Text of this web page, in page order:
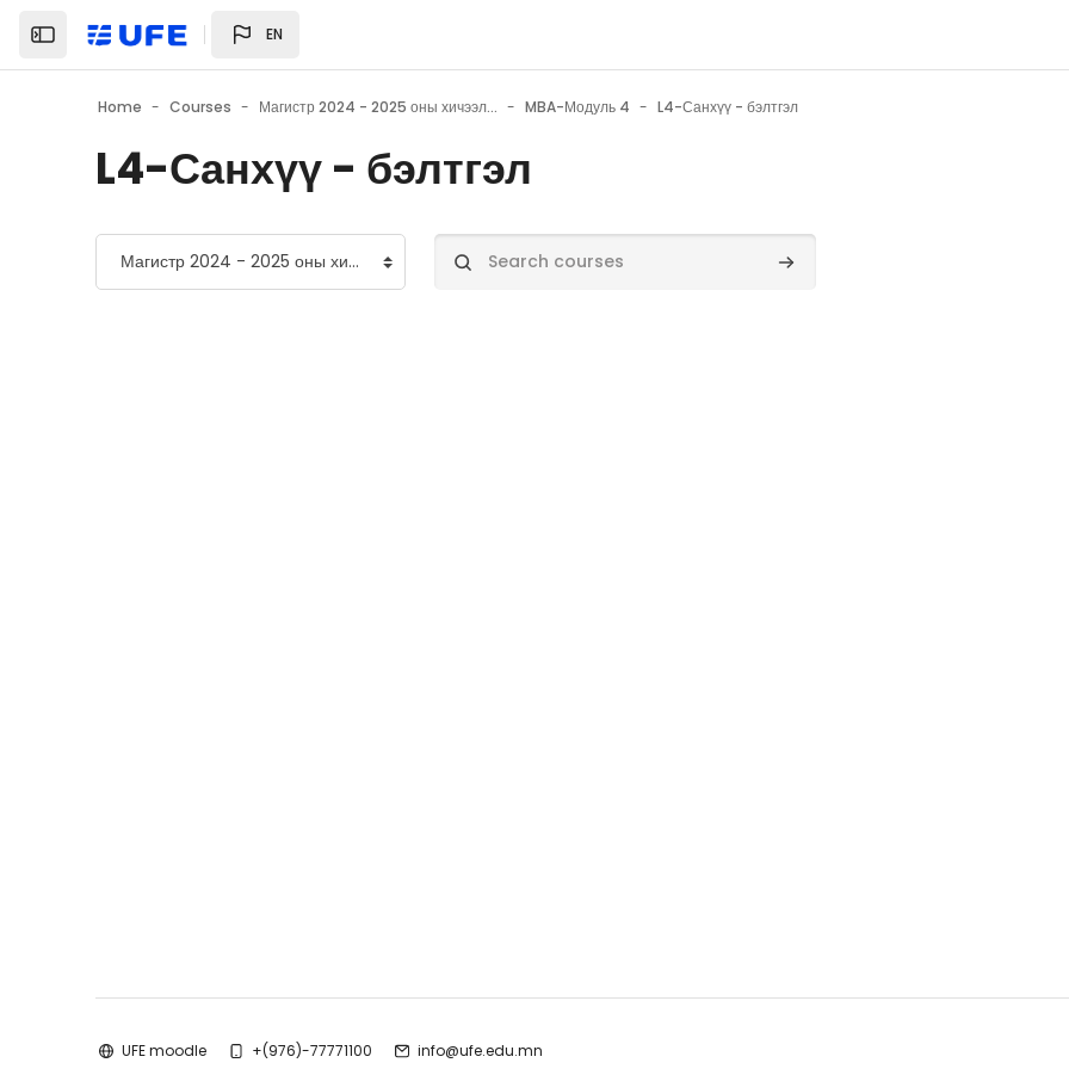
EN
Home Courses Магистр 2024 - 2025 оны хичээлийн жил MBA-Модуль 4 L4-Санхүү - бэлтгэл
L4-Санхүү - бэлтгэл
Course categories Search courses Search courses
UFE moodle +(976)-77771100 info@ufe.edu.mn